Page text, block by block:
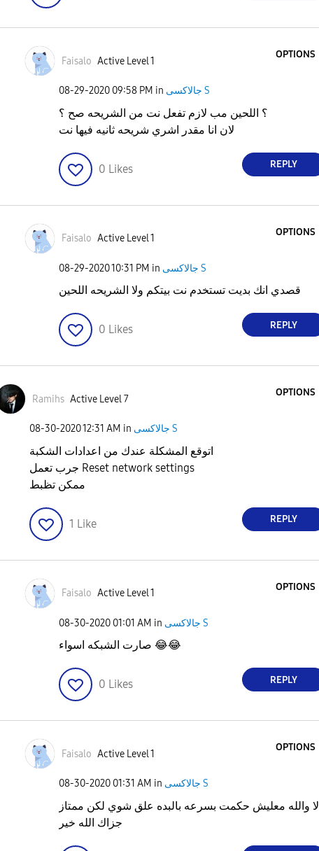
Faisalo Active Level 1
OPTIONS
‎08-29-2020 09:58 PM in جالاكسى S
؟ اللحين مب لازم تفعل نت من الشريحه صح ؟
لان انا مقدر اشري شريحه ثانيه فيها نت
0 Likes REPLY
Faisalo Active Level 1
OPTIONS
‎08-29-202010:31 PM in جالاكسى S
قصدي انك بديت تستخدم نت بيتكم ولا الشريحه اللحين
0 Likes REPLY
Ramihs Active Level 7
OPTIONS
‎08-30-202012:31 AM in جالاكسى S
اتوقع المشكلة عندك من اعدادات الشكبة
جرب تعمل Reset network settings
ممكن تظبط
1 Like REPLY
Faisalo Active Level 1
OPTIONS
‎08-30-2020 01:01 AM in جالاكسى S
😂😂
0 Likes REPLY
Faisalo Active Level 1
OPTIONS
‎08-30-2020 01:31 AM in جالاكسى S
لا والله معليش حكمت بسرعه بالبده علق شوي لكن ممتاز
جزاك الله خير